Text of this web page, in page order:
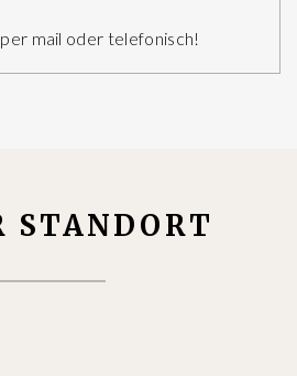
mail oder telefonisch!
STANDORT